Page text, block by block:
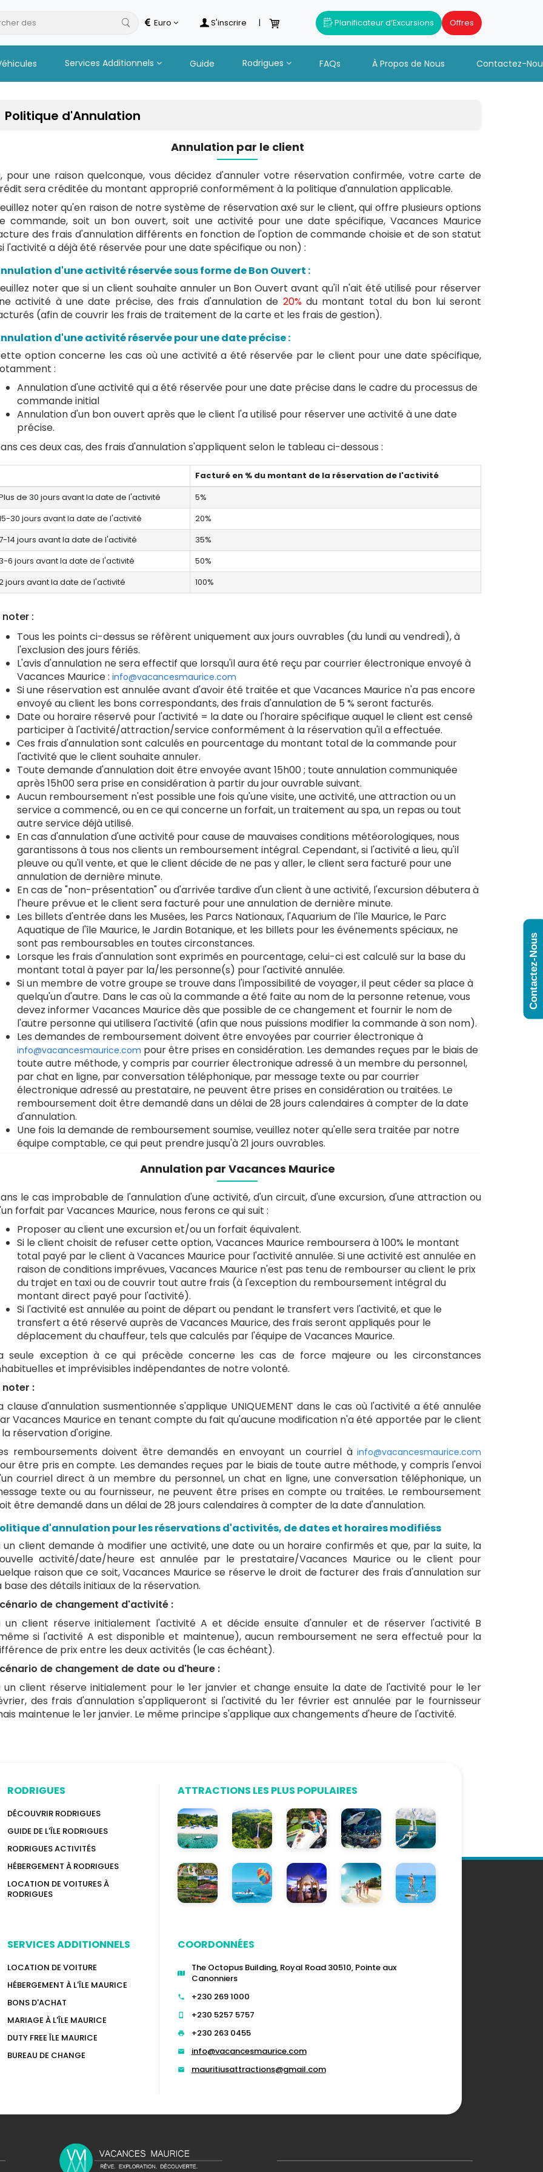
des Euro S'inscrire | Planificateur d’Excursions Offres
Services Additionnels Guide Rodrigues FAQs À Propos de Nous Contactez-
Politique d'Annulation
Annulation par le client
pour une raison quelconque, vous décidez d'annuler votre réservation confirmée, votre carte de
sera créditée du montant approprié conformément à la politique d'annulation applicable.
noter qu'en raison de notre système de réservation axé sur le client, qui offre plusieurs options
commande, soit un bon ouvert, soit une activité pour une date spécifique, Vacances Maurice
des frais d'annulation différents en fonction de l'option de commande choisie et de son statut
l'activité a déjà été réservée pour une date spécifique ou non) :
d'une activité réservée sous forme de Bon Ouvert :
noter que si un client souhaite annuler un Bon Ouvert avant qu'il n'ait été utilisé pour réserver
activité à une date précise, des frais d'annulation de 20% du montant total du bon lui seront
(afin de couvrir les frais de traitement de la carte et les frais de gestion).
d'une activité réservée pour une date précise :
option concerne les cas où une activité a été réservée par le client pour une date spécifique,
:
Annulation d'une activité qui a été réservée pour une date précise dans le cadre du processus de
commande initial
Annulation d'un bon ouvert après que le client l'a utilisé pour réserver une activité à une date
précise.
ces deux cas, des frais d'annulation s'appliquent selon le tableau ci-dessous :
Facturé en % du montant de la réservation de l'activité
de 30 jours avant la date de l'activité
5%
30 jours avant la date de l'activité
20%
14 jours avant la date de l'activité
35%
6 jours avant la date de l'activité
50%
jours avant la date de l'activité
100%
noter :
Tous les points ci-dessus se réfèrent uniquement aux jours ouvrables (du lundi au vendredi), à
l'exclusion des jours fériés.
L'avis d'annulation ne sera effectif que lorsqu'il aura été reçu par courrier électronique envoyé à
Vacances Maurice : info@vacancesmaurice.com
Si une réservation est annulée avant d'avoir été traitée et que Vacances Maurice n'a pas encore
envoyé au client les bons correspondants, des frais d'annulation de 5 % seront facturés.
Date ou horaire réservé pour l'activité = la date ou l'horaire spécifique auquel le client est censé
participer à l'activité/attraction/service conformément à la réservation qu'il a effectuée.
Ces frais d'annulation sont calculés en pourcentage du montant total de la commande pour
l'activité que le client souhaite annuler.
Toute demande d'annulation doit être envoyée avant 15h00 ; toute annulation communiquée
après 15h00 sera prise en considération à partir du jour ouvrable suivant.
Aucun remboursement n'est possible une fois qu'une visite, une activité, une attraction ou un
service a commencé, ou en ce qui concerne un forfait, un traitement au spa, un repas ou tout
autre service déjà utilisé.
En cas d'annulation d'une activité pour cause de mauvaises conditions météorologiques, nous
garantissons à tous nos clients un remboursement intégral. Cependant, si l'activité a lieu, qu'il
pleuve ou qu'il vente, et que le client décide de ne pas y aller, le client sera facturé pour une
annulation de dernière minute.
En cas de "non-présentation" ou d'arrivée tardive d'un client à une activité, l'excursion débutera à
l'heure prévue et le client sera facturé pour une annulation de dernière minute.
Les billets d'entrée dans les Musées, les Parcs Nationaux, l'Aquarium de l'île Maurice, le Parc
Aquatique de l'île Maurice, le Jardin Botanique, et les billets pour les événements spéciaux, ne
sont pas remboursables en toutes circonstances.
Lorsque les frais d'annulation sont exprimés en pourcentage, celui-ci est calculé sur la base du
montant total à payer par la/les personne(s) pour l'activité annulée.
Si un membre de votre groupe se trouve dans l'impossibilité de voyager, il peut céder sa place à
quelqu'un d'autre. Dans le cas où la commande a été faite au nom de la personne retenue, vous
devez informer Vacances Maurice dès que possible de ce changement et fournir le nom de
l'autre personne qui utilisera l'activité (afin que nous puissions modifier la commande à son nom).
Les demandes de remboursement doivent être envoyées par courrier électronique à
info@vacancesmaurice.com pour être prises en considération. Les demandes reçues par le biais de
toute autre méthode, y compris par courrier électronique adressé à un membre du personnel,
par chat en ligne, par conversation téléphonique, par message texte ou par courrier
électronique adressé au prestataire, ne peuvent être prises en considération ou traitées. Le
remboursement doit être demandé dans un délai de 28 jours calendaires à compter de la date
d'annulation.
Une fois la demande de remboursement soumise, veuillez noter qu'elle sera traitée par notre
équipe comptable, ce qui peut prendre jusqu'à 21 jours ouvrables.
Annulation par Vacances Maurice
le cas improbable de l'annulation d'une activité, d'un circuit, d'une excursion, d'une attraction ou
forfait par Vacances Maurice, nous ferons ce qui suit :
Proposer au client une excursion et/ou un forfait équivalent.
Si le client choisit de refuser cette option, Vacances Maurice remboursera à 100% le montant
total payé par le client à Vacances Maurice pour l'activité annulée. Si une activité est annulée en
raison de conditions imprévues, Vacances Maurice n'est pas tenu de rembourser au client le prix
du trajet en taxi ou de couvrir tout autre frais (à l'exception du remboursement intégral du
montant direct payé pour l'activité).
Si l'activité est annulée au point de départ ou pendant le transfert vers l'activité, et que le
transfert a été réservé auprès de Vacances Maurice, des frais seront appliqués pour le
déplacement du chauffeur, tels que calculés par l'équipe de Vacances Maurice.
seule exception à ce qui précède concerne les cas de force majeure ou les circonstances
et imprévisibles indépendantes de notre volonté.
noter :
clause d'annulation susmentionnée s'applique UNIQUEMENT dans le cas où l'activité a été annulée
Vacances Maurice en tenant compte du fait qu'aucune modification n'a été apportée par le client
réservation d'origine.
remboursements doivent être demandés en envoyant un courriel à info@vacancesmaurice.com
être pris en compte. Les demandes reçues par le biais de toute autre méthode, y compris l'envoi
courriel direct à un membre du personnel, un chat en ligne, une conversation téléphonique, un
texte ou au fournisseur, ne peuvent être prises en compte ou traitées. Le remboursement
être demandé dans un délai de 28 jours calendaires à compter de la date d'annulation.
d'annulation pour les réservations d'activités, de dates et horaires modifiéss
un client demande à modifier une activité, une date ou un horaire confirmés et que, par la suite, la
activité/date/heure est annulée par le prestataire/Vacances Maurice ou le client pour
raison que ce soit, Vacances Maurice se réserve le droit de facturer des frais d'annulation sur
base des détails initiaux de la réservation.
de changement d'activité :
un client réserve initialement l'activité A et décide ensuite d'annuler et de réserver l'activité B
si l'activité A est disponible et maintenue), aucun remboursement ne sera effectué pour la
de prix entre les deux activités (le cas échéant).
de changement de date ou d'heure :
un client réserve initialement pour le 1er janvier et change ensuite la date de l'activité pour le 1er
des frais d'annulation s'appliqueront si l'activité du 1er février est annulée par le fournisseur
maintenue le 1er janvier. Le même principe s'applique aux changements d'heure de l'activité.
RODRIGUES
DÉCOUVRIR RODRIGUES
GUIDE DE L'ÎLE RODRIGUES
RODRIGUES ACTIVITÉS
HÉBERGEMENT À RODRIGUES
LOCATION DE VOITURES À
RODRIGUES
SERVICES ADDITIONNELS
LOCATION DE VOITURE
HÉBERGEMENT À L'ÎLE MAURICE
BONS D'ACHAT
MARIAGE À L'ÎLE MAURICE
DUTY FREE ÎLE MAURICE
BUREAU DE CHANGE
ATTRACTIONS LES PLUS POPULAIRES
COORDONNÉES
The Octopus Building, Royal Road 30510, Pointe aux
Canonniers
+230 269 1000
+230 5257 5757
+230 263 0455
info@vacancesmaurice.com
mauritiusattractions@gmail.com
Contactez-Nous